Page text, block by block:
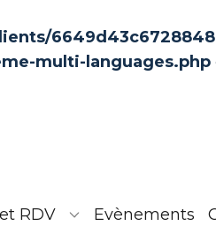
multi-languages.php
RDV Evènements